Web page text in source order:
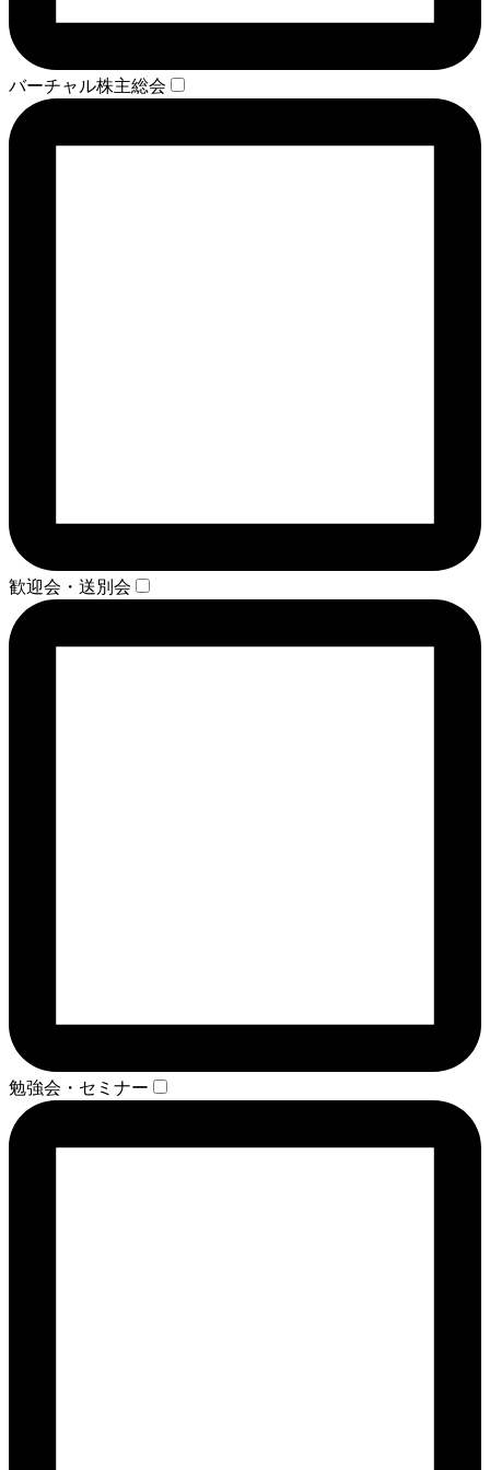
バーチャル株主総会
歓迎会・送別会
勉強会・セミナー